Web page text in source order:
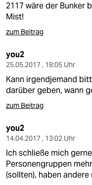
berlin
nord
wahrheit
verlag
shop
fragen & hilfe
unterstützen
2117 wäre der Bunker
Mist!
zum Beitrag
you2
25.05.2017 , 18:05 Uhr
Kann irgendjemand
darüber geben, wann
zum Beitrag
you2
14.04.2017 , 13:02 Uhr
Ich schließe mich
Personengruppen
(sollten), haben